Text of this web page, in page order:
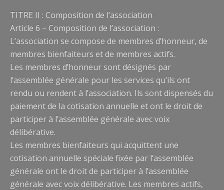
TITRE II : Composition de l’association
Article 6 – Composition de l’association :
L’association se compose de membres d’honneur, de
membres bienfaiteurs et de membres actifs.
Les membres d’honneur sont désignés par
l’assemblée générale pour les services qu’ils ont
rendu ou rendent à l’association. Ils sont dispensés du
paiement de la cotisation annuelle et ont le droit de
participer à l’assemblée générale avec voix
délibérative.
Les membres bienfaiteurs qui acquittent une
cotisation annuelle spéciale fixée par l’assemblée
générale ont le droit de participer à l’assemblée
générale avec voix délibérative. Les membres actifs,